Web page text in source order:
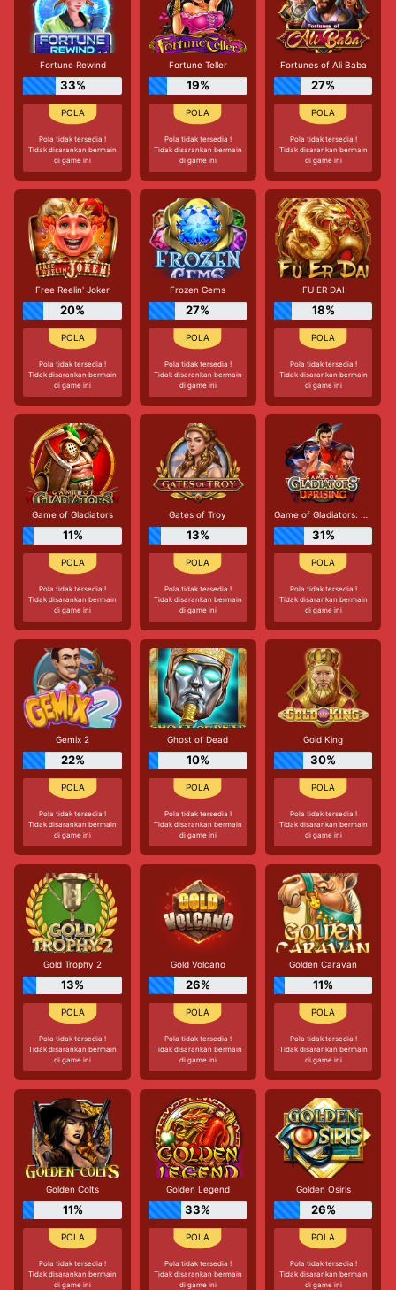
Fortune Rewind
33%
Pola tidak tersedia !
Tidak disarankan bermain
di game ini
Fortune Teller
19%
Pola tidak tersedia !
Tidak disarankan bermain
di game ini
Fortunes of Ali Baba
27%
Pola tidak tersedia !
Tidak disarankan bermain
di game ini
Free Reelin' Joker
20%
Pola tidak tersedia !
Tidak disarankan bermain
di game ini
Frozen Gems
27%
Pola tidak tersedia !
Tidak disarankan bermain
di game ini
FU ER DAI
18%
Pola tidak tersedia !
Tidak disarankan bermain
di game ini
Game of Gladiators
11%
Pola tidak tersedia !
Tidak disarankan bermain
di game ini
Gates of Troy
13%
Pola tidak tersedia !
Tidak disarankan bermain
di game ini
Game of Gladiators: Uprising
31%
Pola tidak tersedia !
Tidak disarankan bermain
di game ini
Gemix 2
22%
Pola tidak tersedia !
Tidak disarankan bermain
di game ini
Ghost of Dead
10%
Pola tidak tersedia !
Tidak disarankan bermain
di game ini
Gold King
30%
Pola tidak tersedia !
Tidak disarankan bermain
di game ini
Gold Trophy 2
13%
Pola tidak tersedia !
Tidak disarankan bermain
di game ini
Gold Volcano
26%
Pola tidak tersedia !
Tidak disarankan bermain
di game ini
Golden Caravan
11%
Pola tidak tersedia !
Tidak disarankan bermain
di game ini
Golden Colts
11%
Pola tidak tersedia !
Tidak disarankan bermain
di game ini
Golden Legend
33%
Pola tidak tersedia !
Tidak disarankan bermain
di game ini
Golden Osiris
26%
Pola tidak tersedia !
Tidak disarankan bermain
di game ini